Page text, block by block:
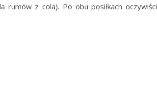
rumów z cola). Po obu posiłkach